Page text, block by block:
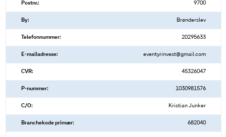
Postnr.: 9700
By: Brønderslev
Telefonnummer: 20295633
E-mailadresse: eventyrinvest@gmail.com
CVR: 45326047
P-nummer: 1030981576
C/O: Kristian Junker
Branchekode primær: 682040